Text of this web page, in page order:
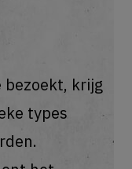
bezoekt, krijg
types